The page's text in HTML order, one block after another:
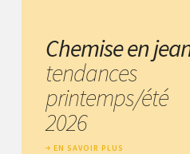
Chemise en
tendances
printemps/été
2026
EN SAVOIR PLUS